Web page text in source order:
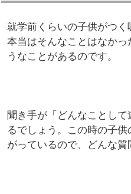
就学前くらいの子供がつく
本当はそんなことはなか
うなことがあるのです。
聞き手が「どんなことし
るでしょう。この時の子
がっているので、どんな質